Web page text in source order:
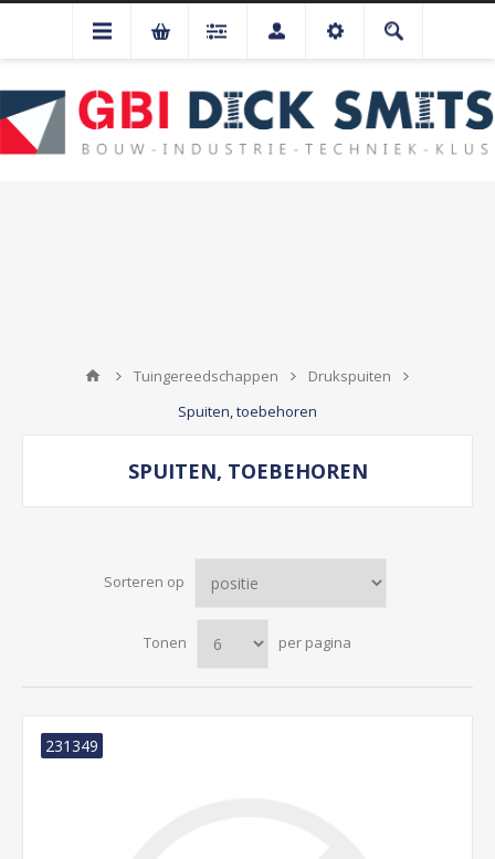
Tuingereedschappen
Drukspuiten
Spuiten, toebehoren
SPUITEN, TOEBEHOREN
Sorteren op
Tonen per pagina
231349